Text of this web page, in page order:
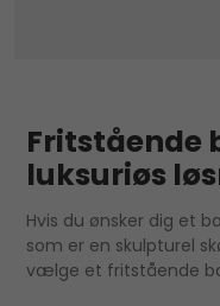
Fritstående
luksuriøs
Hvis du ønsker dig et
som er en skulpturel
vælge et fritstående